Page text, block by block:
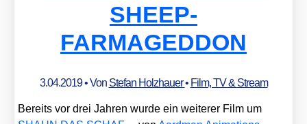
SHEEP-
FARMAGEDDON
3.04.2019• Von Stefan Holzhauer• Film, TV & Stream
Bereits vor drei Jah­ren wur­de ein wei­te­rer Film um